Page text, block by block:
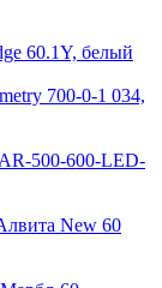
60.1Y, белый
700-0-1 034,
500-600-LED-
New 60